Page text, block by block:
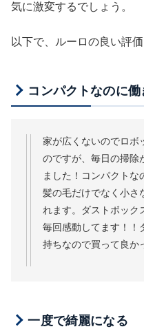
気に激変するでしょう。
以下で、ルーロの良い評
コンパクトなのに働
家が広くないのでロボ
のですが、毎日の掃除
ました！コンパクトな
髪の毛だけでなく小さ
れます。ダストボック
毎回感動してます！！
持ちなので買って良か
一度で綺麗になる